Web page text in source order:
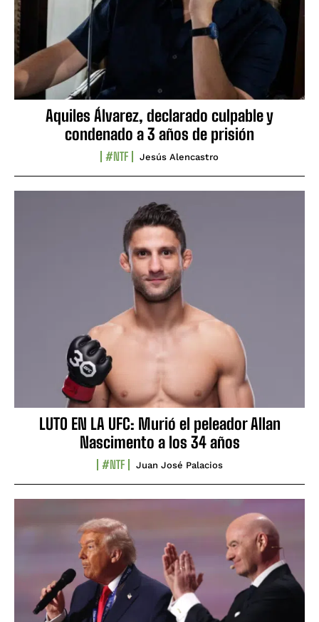
Aquiles Álvarez, declarado culpable y
condenado a 3 años de prisión
#NTF Jesús Alencastro
LUTO EN LA UFC: Murió el peleador Allan
Nascimento a los 34 años
#NTF Juan José Palacios